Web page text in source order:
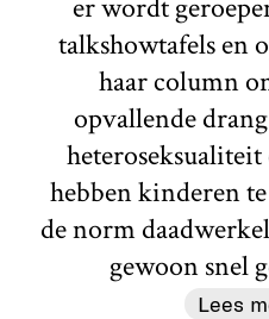
er wordt
talkshowtafels en
haar column
opvallende
hebben kinderen
de norm
gewoon snel
Lees